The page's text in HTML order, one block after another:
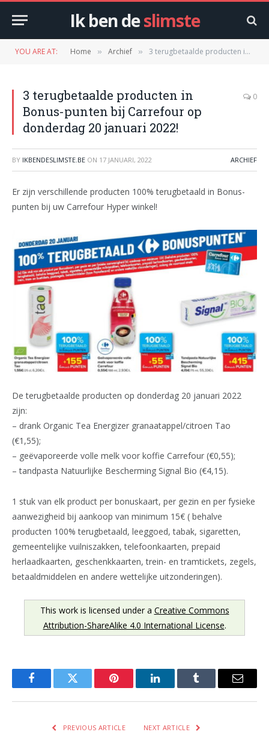
Ik ben deslimste
YOU ARE AT: Home » Archief » 3 terugbetaalde producten in Bonus-punten bij Carrefour op donderdag 20 januari 2022!
3 terugbetaalde producten in
Bonus-punten bij Carrefour op
donderdag 20 januari 2022!
0
BY IKBENDESLIMSTE.BE ON 17 JANUARI, 2022 ARCHIEF
Er zijn verschillende producten 100% terugbetaald in Bonus-
punten bij uw Carrefour Hyper winkel!
De terugbetaalde producten op donderdag 20 januari 2022
zijn:
– drank Organic Tea Energizer granaatappel/citroen Tao
(€1,55);
– geëvaporeerde volle melk voor koffie Carrefour (€0,55);
– tandpasta Natuurlijke Bescherming Signal Bio (€4,15).
1 stuk van elk product per bonuskaart, per gezin en per fysieke
aanwezigheid bij aankoop van minimum 15€ ( behalve
producten 100% terugbetaald, leeggoed, tabak, sigaretten,
gemeentelijke vuilniszakken, telefoonkaarten, prepaid
herlaadkaarten, geschenkkaarten, trein- en tramtickets, zegels,
betaaldmiddelen en andere wettelijke uitzonderingen).
This work is licensed under a Creative Commons
Attribution-ShareAlike 4.0 International License.
FacebookTwitter Pinterest LinkedInTumblr Email
PREVIOUS ARTICLE NEXT ARTICLE